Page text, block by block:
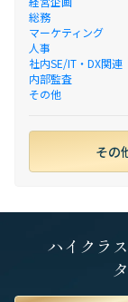
総務
マーケティング
人事
社内SE/IT・DX関連
内部監査
その他
その
ハイクラ